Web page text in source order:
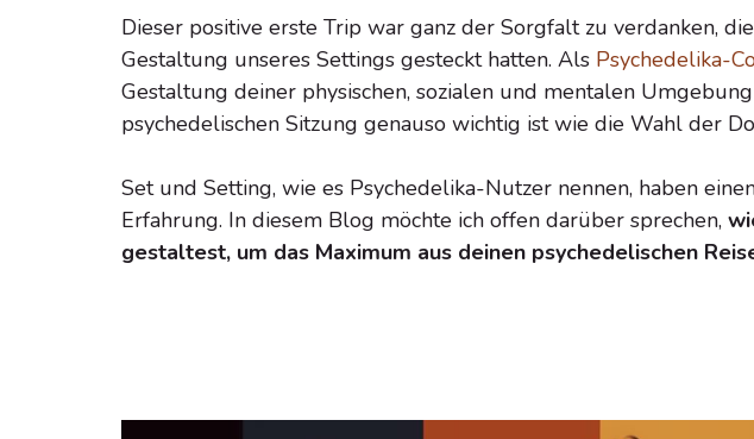
Dieser positive erste Trip war ganz der Sorgfalt zu verdanken,
Gestaltung unseres Settings gesteckt hatten. Als Psychedelika-
Gestaltung deiner physischen, sozialen und mentalen
psychedelischen Sitzung genauso wichtig ist wie die Wahl der
Set und Setting, wie es Psychedelika-Nutzer nennen, haben
Erfahrung. In diesem Blog möchte ich offen darüber sprechen,
gestaltest, um das Maximum aus deinen psychedelischen